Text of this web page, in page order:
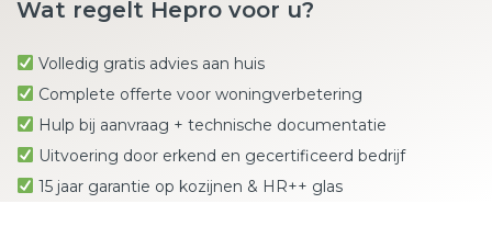
Wat regelt Hepro voor u?
Volledig gratis advies aan huis
Complete offerte voor woningverbetering
Hulp bij aanvraag + technische documentatie
Uitvoering door erkend en gecertificeerd bedrijf
15 jaar garantie op kozijnen & HR++ glas